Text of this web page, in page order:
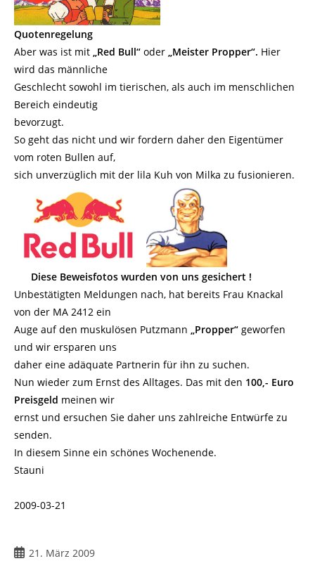
Quotenregelung
Aber was ist mit „Red Bull“ oder „Meister Propper“. Hier
wird das männliche
Geschlecht sowohl im tierischen, als auch im menschlichen
Bereich eindeutig
bevorzugt.
So geht das nicht und wir fordern daher den Eigentümer
vom roten Bullen auf,
sich unverzüglich mit der lila Kuh von Milka zu fusionieren.
Diese Beweisfotos wurden von uns gesichert !
Unbestätigten Meldungen nach, hat bereits Frau Knackal
von der MA 2412 ein
Auge auf den muskulösen Putzmann „Propper“ geworfen
und wir ersparen uns
daher eine adäquate Partnerin für ihn zu suchen.
Nun wieder zum Ernst des Alltages. Das mit den 100,- Euro
Preisgeld meinen wir
ernst und ersuchen Sie daher uns zahlreiche Entwürfe zu
senden.
In diesem Sinne ein schönes Wochenende.
Stauni
2009-03-21
Beitrag
21. März 2009